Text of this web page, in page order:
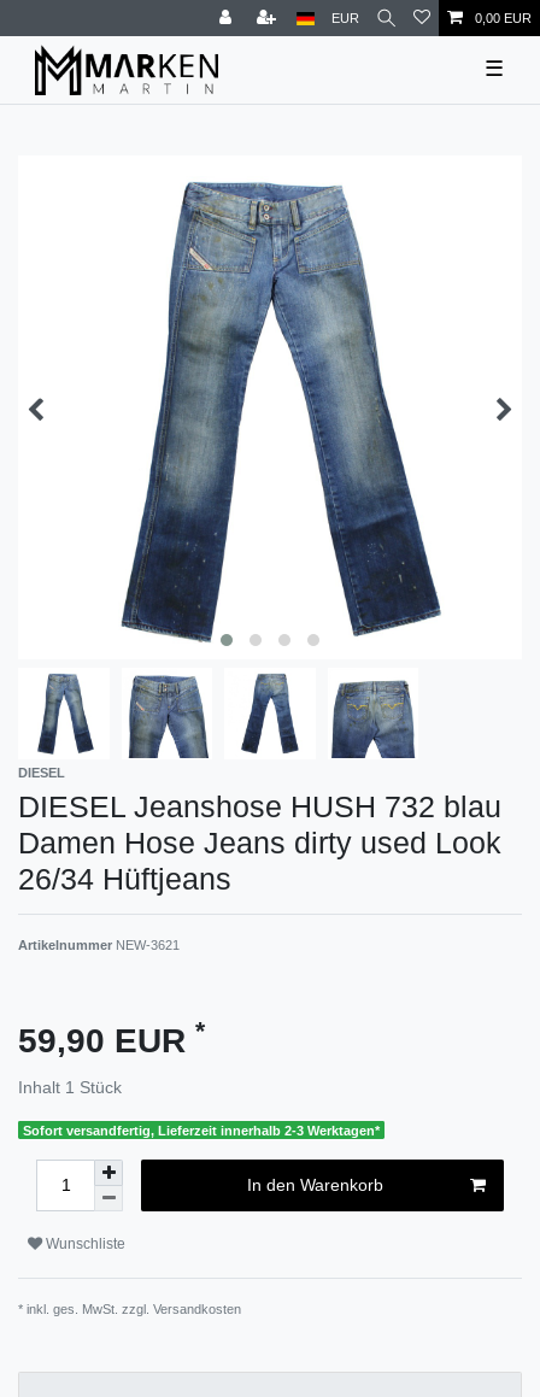
EUR 0,00 EUR
☰
DIESEL
DIESEL Jeanshose HUSH 732 blau
Damen Hose Jeans dirty used Look
26/34 Hüftjeans
Artikelnummer NEW-3621
59,90 EUR *
Inhalt 1 Stück
Sofort versandfertig, Lieferzeit innerhalb 2-3 Werktagen*
In den Warenkorb
Wunschliste
* inkl. ges. MwSt. zzgl. Versandkosten